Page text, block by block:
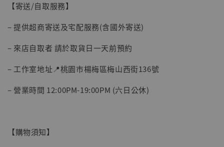
NT$ 4,980
【寄送/自取服務】
– 提供超商寄送及宅配服務(含國外寄送)
– 來店自取者 請於取貨日一天前預約
– 工作室地址📍桃園市楊梅區梅山西街136號
– 營業時間 12:00PM-19:00PM (六日公休)
【購物須知】